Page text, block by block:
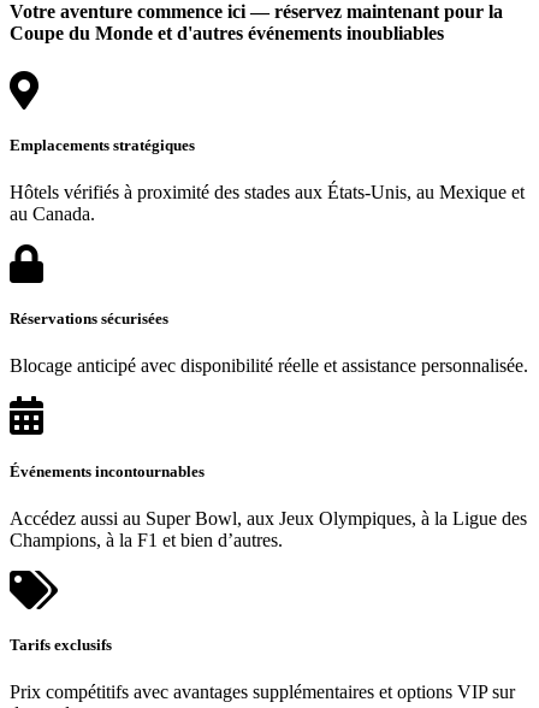
Votre aventure commence ici — réservez maintenant pour la
Coupe du Monde et d'autres événements inoubliables
Emplacements stratégiques
Hôtels vérifiés à proximité des stades aux États-Unis, au Mexique et
au Canada.
Réservations sécurisées
Blocage anticipé avec disponibilité réelle et assistance personnalisée.
Événements incontournables
Accédez aussi au Super Bowl, aux Jeux Olympiques, à la Ligue des
Champions, à la F1 et bien d’autres.
Tarifs exclusifs
Prix compétitifs avec avantages supplémentaires et options VIP sur